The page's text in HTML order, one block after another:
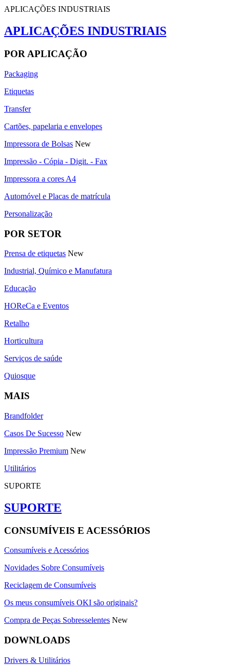
APLICAÇÕES INDUSTRIAIS
APLICAÇÕES INDUSTRIAIS
POR APLICAÇÃO
Packaging
Etiquetas
Transfer
Cartões, papelaria e envelopes
Impressora de Bolsas New
Impressão - Cópia - Digit. - Fax
Impressora a cores A4
Automóvel e Placas de matrícula
Personalização
POR SETOR
Prensa de etiquetas New
Industrial, Químico e Manufatura
Educação
HOReCa e Eventos
Retalho
Horticultura
Serviços de saúde
Quiosque
MAIS
Brandfolder
Casos De Sucesso New
Impressão Premium New
Utilitários
SUPORTE
SUPORTE
CONSUMÍVEIS E ACESSÓRIOS
Consumíveis e Acessórios
Novidades Sobre Consumíveis
Reciclagem de Consumíveis
Os meus consumíveis OKI são originais?
Compra de Peças Sobresselentes New
DOWNLOADS
Drivers & Utilitários